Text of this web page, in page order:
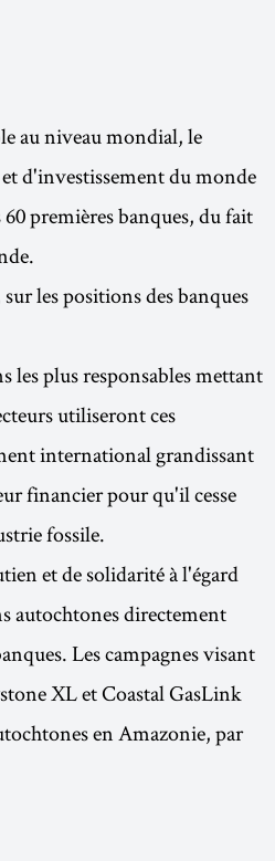
au niveau mondial, le
d'investissement du monde
premières banques, du fait
les positions des banques
plus responsables mettant
utiliseront ces
international grandissant
financier pour qu'il cesse
fossile.
et de solidarité à l'égard
autochtones directement
Les campagnes visant
XL et Coastal GasLink
en Amazonie, par